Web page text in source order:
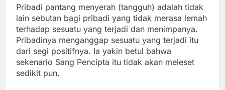
Pribadi pantang menyerah (tangguh) adalah tidak
lain sebutan bagi pribadi yang tidak merasa lemah
terhadap sesuatu yang terjadi dan menimpanya.
Pribadinya menganggap sesuatu yang terjadi itu
dari segi positifnya. Ia yakin betul bahwa
sekenario Sang Pencipta itu tidak akan meleset
sedikit pun.